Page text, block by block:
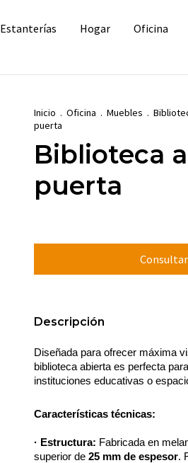
Estanterías Hogar Oficina
Inicio . Oficina . Muebles .
puerta
Biblioteca
puerta
Descripción
Diseñada para ofrecer máxima
biblioteca abierta es perfecta
instituciones educativas o
Características técnicas:
· Estructura: Fabricada en
superior de 25 mm de espesor